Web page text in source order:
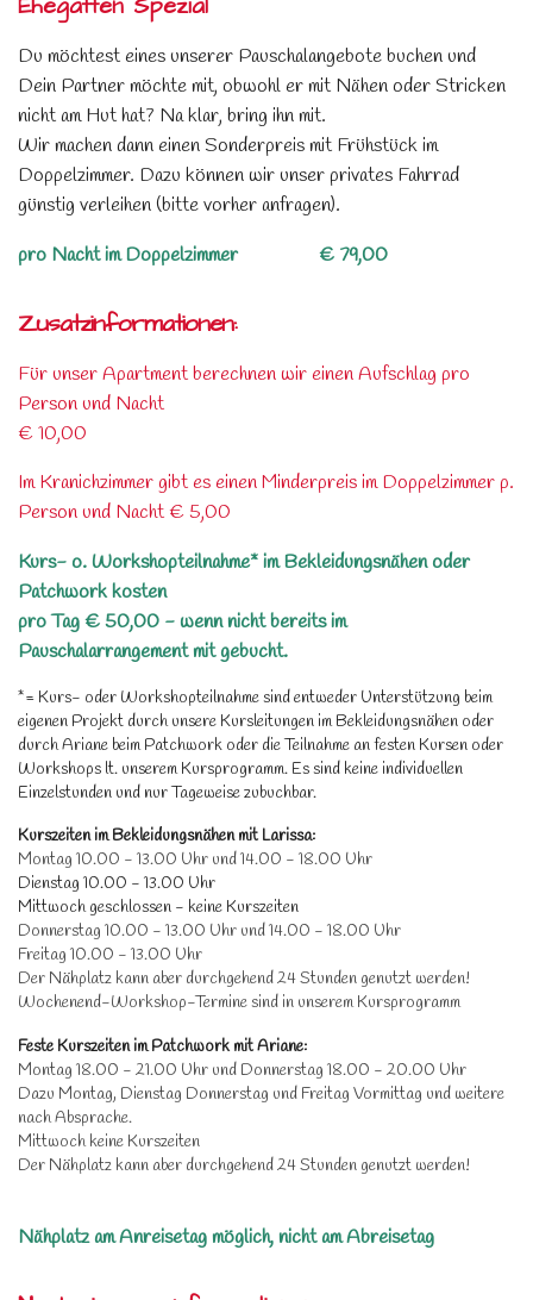
Ehegatten Spezial
Du möchtest eines unserer Pauschalangebote buchen und
Dein Partner möchte mit, obwohl er mit Nähen oder Stricken
nicht am Hut hat? Na klar, bring ihn mit.
Wir machen dann einen Sonderpreis mit Frühstück im
Doppelzimmer. Dazu können wir unser privates Fahrrad
günstig verleihen (bitte vorher anfragen).
pro Nacht im Doppelzimmer € 79,00
Zusatzinformationen:
Für unser Apartment berechnen wir einen Aufschlag pro
Person und Nacht
€ 10,00
Im Kranichzimmer gibt es einen Minderpreis im Doppelzimmer p.
Person und Nacht € 5,00
Kurs- o. Workshopteilnahme* im Bekleidungsnähen oder
Patchwork kosten
pro Tag € 50,00 - wenn nicht bereits im
Pauschalarrangement mit gebucht.
*= Kurs- oder Workshopteilnahme sind entweder Unterstützung beim
eigenen Projekt durch unsere Kursleitungen im Bekleidungsnähen oder
durch Ariane beim Patchwork oder die Teilnahme an festen Kursen oder
Workshops lt. unserem Kursprogramm. Es sind keine individuellen
Einzelstunden und nur Tageweise zubuchbar.
Kurszeiten im Bekleidungsnähen mit Larissa:
Montag 10.00 - 13.00 Uhr und 14.00 - 18.00 Uhr
Dienstag 10.00 - 13.00 Uhr
Mittwoch geschlossen - keine Kurszeiten
Donnerstag 10.00 - 13.00 Uhr und 14.00 - 18.00 Uhr
Freitag 10.00 - 13.00 Uhr
Der Nähplatz kann aber durchgehend 24 Stunden genutzt werden!
Wochenend-Workshop-Termine sind in unserem Kursprogramm
Feste Kurszeiten im Patchwork mit Ariane:
Montag 18.00 - 21.00 Uhr und Donnerstag 18.00 - 20.00 Uhr
Dazu Montag, Dienstag Donnerstag und Freitag Vormittag und weitere
nach Absprache.
Mittwoch keine Kurszeiten
Der Nähplatz kann aber durchgehend 24 Stunden genutzt werden!
Nähplatz am Anreisetag möglich, nicht am Abreisetag